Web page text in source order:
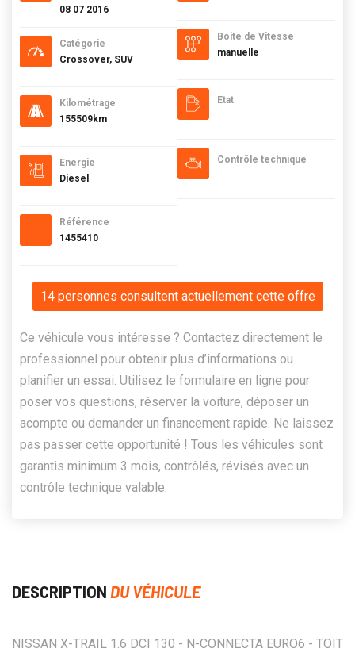
08 07 2016
Catégorie
Crossover, SUV
Kilométrage
155509km
Energie
Diesel
Référence
1455410
Boite de Vitesse
manuelle
Etat
Contrôle technique
14 personnes consultent actuellement cette offre
Ce véhicule vous intéresse ? Contactez directement le
professionnel pour obtenir plus d’informations ou
planifier un essai. Utilisez le formulaire en ligne pour
poser vos questions, réserver la voiture, déposer un
acompte ou demander un financement rapide. Ne laissez
pas passer cette opportunité ! Tous les véhicules sont
garantis minimum 3 mois, contrôlés, révisés avec un
contrôle technique valable.
DESCRIPTION DU VÉHICULE
NISSAN X-TRAIL 1.6 DCI 130 - N-CONNECTA EURO6 - TOIT